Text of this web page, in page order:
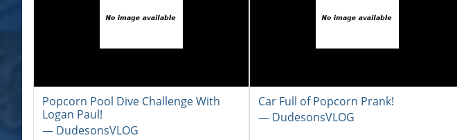
Popcorn Pool Dive Challenge With
Logan Paul!
― DudesonsVLOG
Car Full of Popcorn Prank!
― DudesonsVLOG